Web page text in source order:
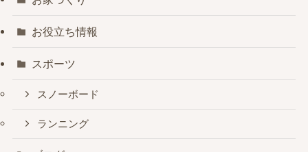
お役立ち情報
スポーツ
スノーボード
ランニング